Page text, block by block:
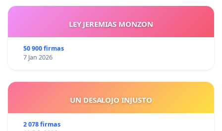
LEY JEREMIAS MONZON
50 900 firmas
7 Jan 2026
UN DESALOJO INJUSTO
2 078 firmas